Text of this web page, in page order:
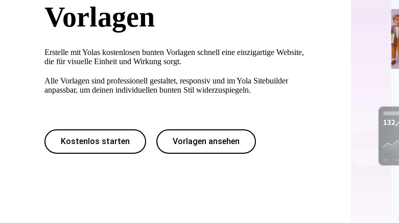
Vorlagen
Erstelle mit Yolas kostenlosen bunten Vorlagen schnell eine einzigartige Website,
die für visuelle Einheit und Wirkung sorgt.
Alle Vorlagen sind professionell gestaltet, responsiv und im Yola Sitebuilder
anpassbar, um deinen individuellen bunten Stil widerzuspiegeln.
Kostenlos starten Vorlagen ansehen